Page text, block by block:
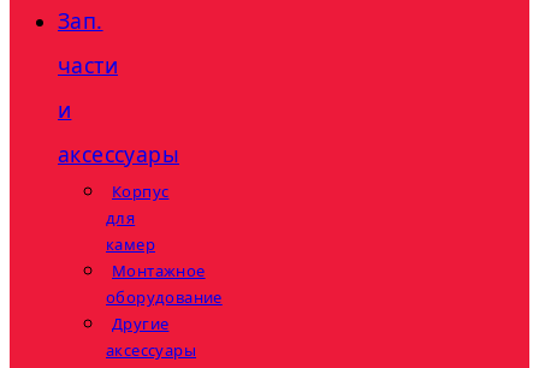
Зап.
части
и
аксессуары
Корпус
для
камер
Монтажное
оборудование
Другие
аксессуары